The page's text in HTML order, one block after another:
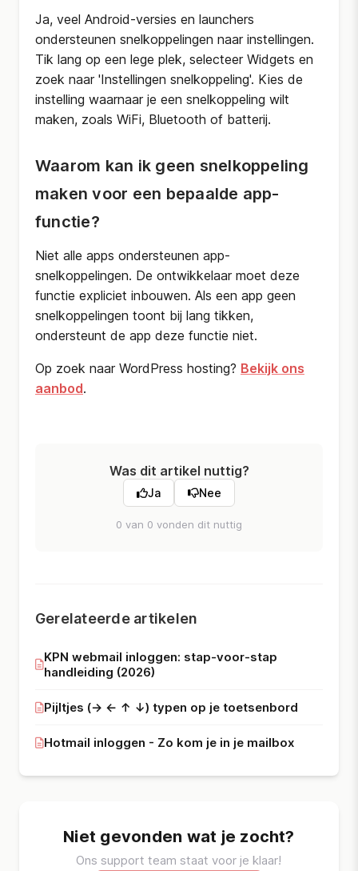
Ja, veel Android-versies en launchers
ondersteunen snelkoppelingen naar instellingen.
Tik lang op een lege plek, selecteer Widgets en
zoek naar 'Instellingen snelkoppeling'. Kies de
instelling waarnaar je een snelkoppeling wilt
maken, zoals WiFi, Bluetooth of batterij.
Waarom kan ik geen snelkoppeling
maken voor een bepaalde app-
functie?
Niet alle apps ondersteunen app-
snelkoppelingen. De ontwikkelaar moet deze
functie expliciet inbouwen. Als een app geen
snelkoppelingen toont bij lang tikken,
ondersteunt de app deze functie niet.
Op zoek naar WordPress hosting? Bekijk ons
aanbod.
Was dit artikel nuttig?
Ja Nee
0 van 0 vonden dit nuttig
Gerelateerde artikelen
KPN webmail inloggen: stap-voor-stap
handleiding (2026)
Pijltjes (→ ← ↑ ↓) typen op je toetsenbord
Hotmail inloggen - Zo kom je in je mailbox
Niet gevonden wat je zocht?
Ons support team staat voor je klaar!